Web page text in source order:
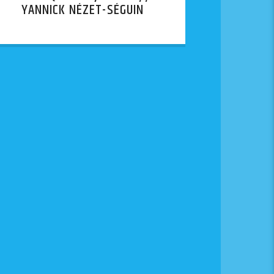
YANNICK NÉZET-SÉGUIN